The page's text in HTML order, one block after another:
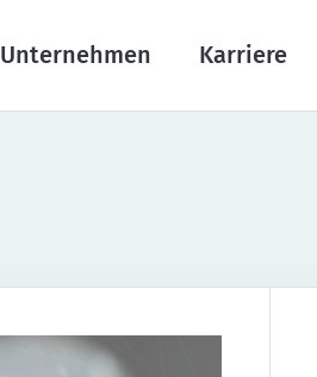
Unternehmen Karriere